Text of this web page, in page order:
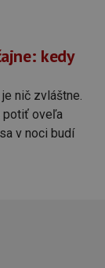
kedy
nič zvláštne.
potiť oveľa
v noci budí